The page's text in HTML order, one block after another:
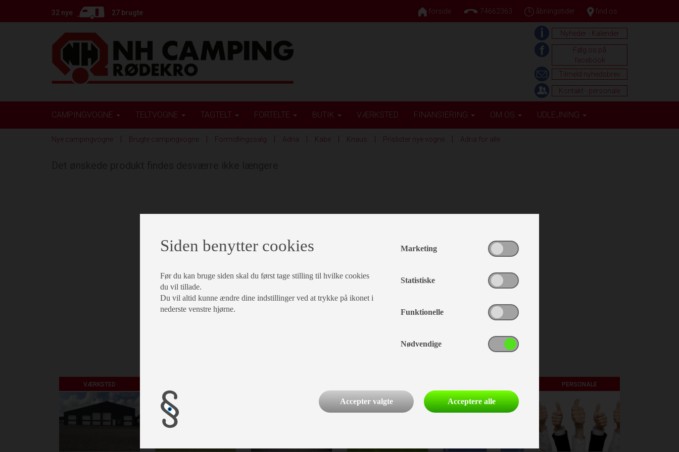
32 nye 27 brugte forside 74662363 åbningstider find os
Nyheder - Kalender
Følg os på
facebook
Tilmeld nyhedsbrev
Kontakt - personale
CAMPINGVOGNE TELTVOGNE TAGTELT FORTELTE BUTIK VÆRKSTED FINANSIERING OM OS UDLEJNING
Nye campingvogne Brugte campingvogne Formidlingssalg Adria Kabe Knaus Prislister nye vogne Adria for alle
VÆRKSTED PERSONALE
Siden benytter cookies
Før du kan bruge siden skal du først tage stilling til hvilke cookies
du vil tillade.
Du vil altid kunne ændre dine indstillinger ved at trykke på ikonet i
nederste venstre hjørne.
Marketing
Statistiske
Funktionelle
Nødvendige
Accepter valgte Acceptere alle